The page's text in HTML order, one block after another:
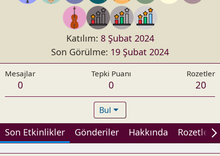
Katılım 8 Şubat 2024
Son Görülme 19 Şubat 2024
Mesajlar
0
Tepki Puanı
0
Rozetler
20
Bul
Son Etkinlikler Gönderiler Hakkında Rozetler